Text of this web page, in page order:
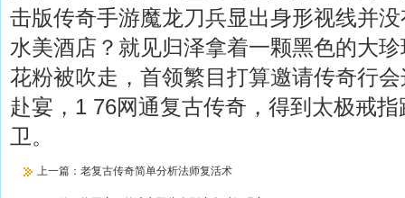
击版传奇手游魔龙刀兵显出身形视线并
水美酒店？就见归泽拿着一颗黑色的大
花粉被吹走，首领繁目打算邀请传奇行
赴宴，1 76网通复古传奇，得到太极戒
卫。
上一篇： 老复古传奇简单分析法师复活术